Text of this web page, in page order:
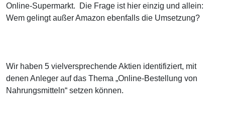
Online-Supermarkt. Die Frage ist hier einzig und allein:
Wem gelingt außer Amazon ebenfalls die Umsetzung?
Wir haben 5 vielversprechende Aktien identifiziert, mit
denen Anleger auf das Thema „Online-Bestellung von
Nahrungsmitteln“ setzen können.